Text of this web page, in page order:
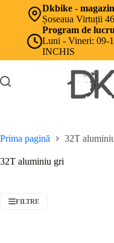
Dkbike -
Șoseaua Virtuții
Program de
Luni - Vineri: 09-
INCHIS
Prima pagină 32T
32T aluminiu gri
FILTRE